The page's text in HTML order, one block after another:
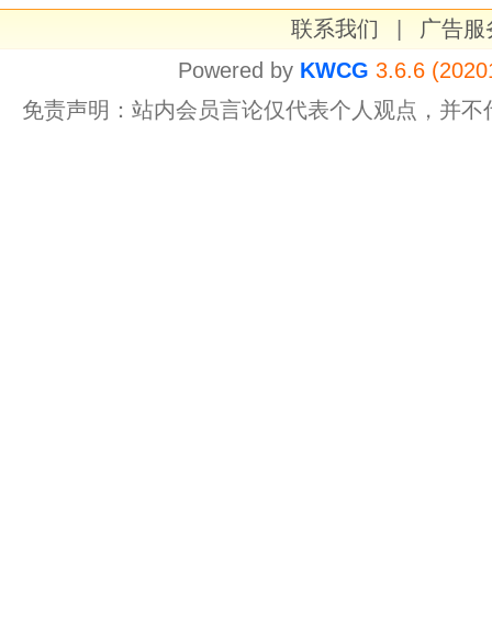
联系我们
广告服
Powered by KWCG 3.6.6
免责声明：站内会员言论仅代表个人观点，并